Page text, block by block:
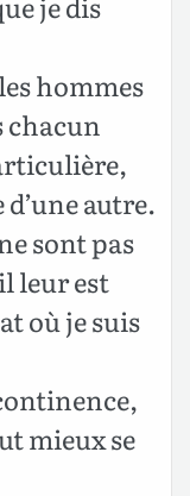
hommes
chacun
d’une autre.
sont pas
leur est
où je suis
mieux se